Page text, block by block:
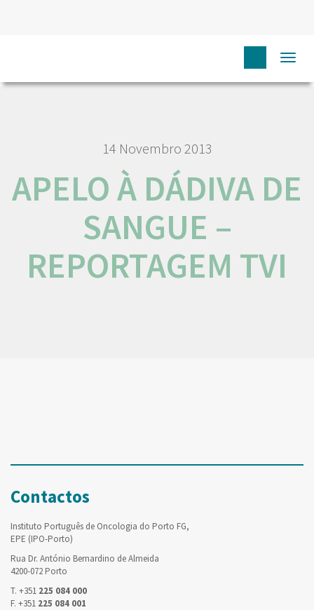
APELO À
14 Novembro 2013
APELO À DÁDIVA DE
SANGUE –
REPORTAGEM TVI
Contactos
Instituto Português de Oncologia do Porto FG,
EPE (IPO-Porto)
Rua Dr. António Bernardino de Almeida
4200-072 Porto
T. +351 225 084 000
F. +351 225 084 001